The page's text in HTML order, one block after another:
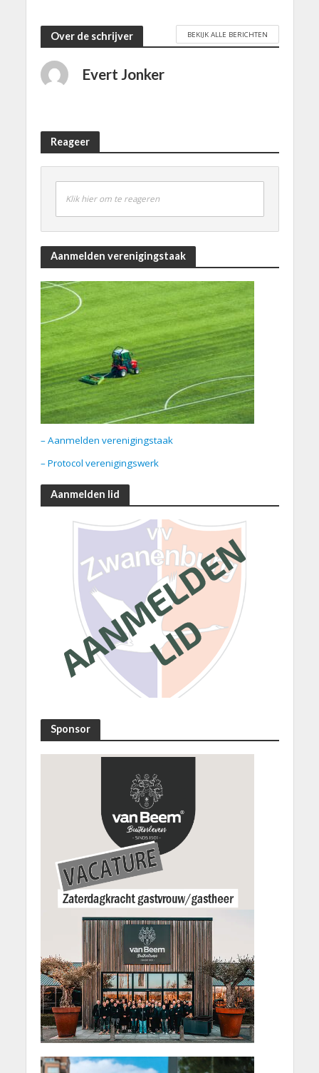
Over de schrijver BEKIJK ALLE BERICHTEN
Evert Jonker
Reageer
Klik hier om te reageren
Aanmelden verenigingstaak
– Aanmelden verenigingstaak
– Protocol verenigingswerk
Aanmelden lid
Sponsor